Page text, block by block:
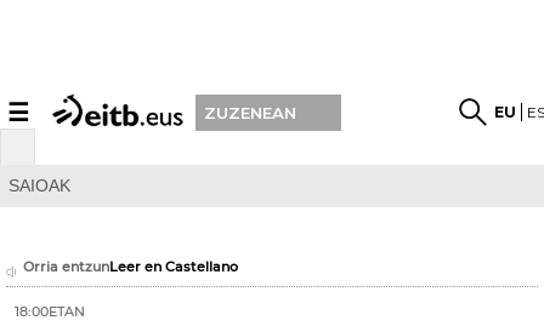
☰ ZUZENEAN EU
SAIOAK
Orria entzunLeer en Castellano
18:00ETAN